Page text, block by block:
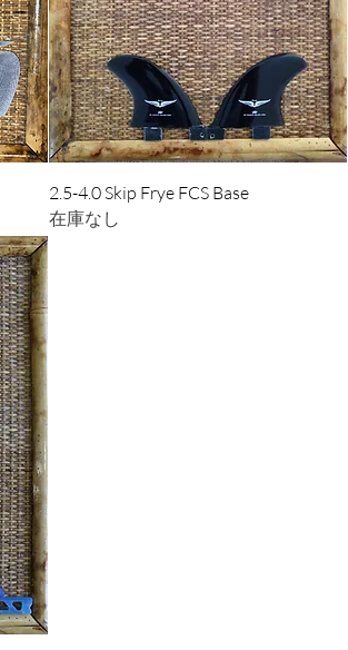
クイックビュー
2.5-4.0 Skip Frye FCS Base
在庫なし